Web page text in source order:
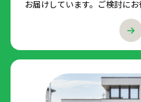
お届けしています。ご検討にお